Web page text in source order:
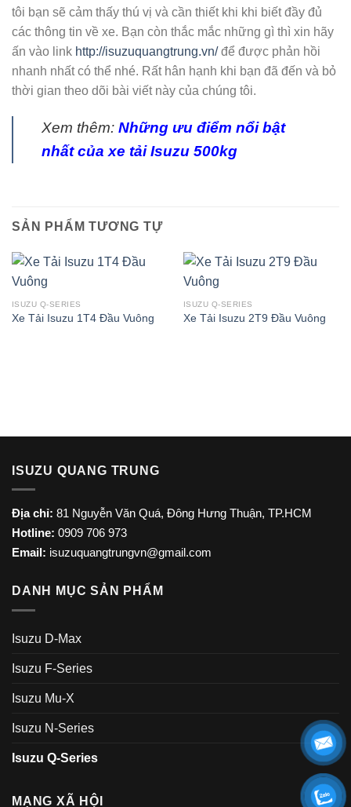
tôi bạn sẽ cảm thấy thú vị và cần thiết khi khi biết đầy đủ
các thông tin về xe. Bạn còn thắc mắc những gì thì xin hãy
ấn vào link http://isuzuquangtrung.vn/để được phản hồi
nhanh nhất có thể nhé. Rất hân hạnh khi bạn đã đến và bỏ
thời gian theo dõi bài viết này của chúng tôi.
Xem thêm: Những ưu điểm nổi bật
nhất của xe tải Isuzu 500kg
SẢN PHẨM TƯƠNG TỰ
ISUZU Q-SERIES
Xe Tải Isuzu 1T4 Đầu Vuông
ISUZU Q-SERIES
Xe Tải Isuzu 2T9 Đầu Vuông
ISUZU QUANG TRUNG
Địa chỉ: 81 Nguyễn Văn Quá, Đông Hưng Thuận, TP.HCM
Hotline: 0909 706 973
Email: isuzuquangtrungvn@gmail.com
DANH MỤC SẢN PHẨM
Isuzu D-Max
Isuzu F-Series
Isuzu Mu-X
Isuzu N-Series
Isuzu Q-Series
MẠNG XÃ HỘI